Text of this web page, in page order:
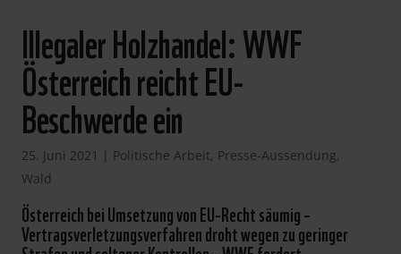
Illegaler Holzhandel: WWF
Österreich reicht EU-
Beschwerde ein
25. Juni 2021 | Politische Arbeit, Presse-Aussendung,
Wald
Österreich bei Umsetzung von EU-Recht säumig –
Vertragsverletzungsverfahren droht wegen zu geringer